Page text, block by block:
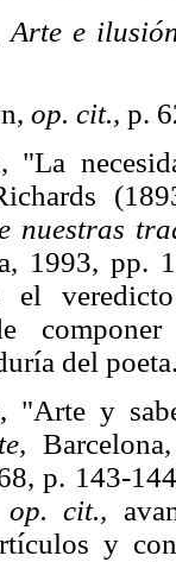
Arte e
op. cit., p.
"La
nuestras
el
del
"Arte y
p.
op. cit.,
y